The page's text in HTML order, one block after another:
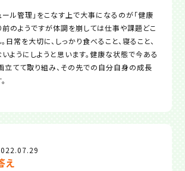
ール管理」をこなす上で大事になるのが「健康
前のようですが体調を崩しては仕事や課題どこ
日常を大切に、しっかり食べること、寝ること、
ようにしようと思います。健康な状態で今ある
立てて取り組み、その先での自分自身の成長
え